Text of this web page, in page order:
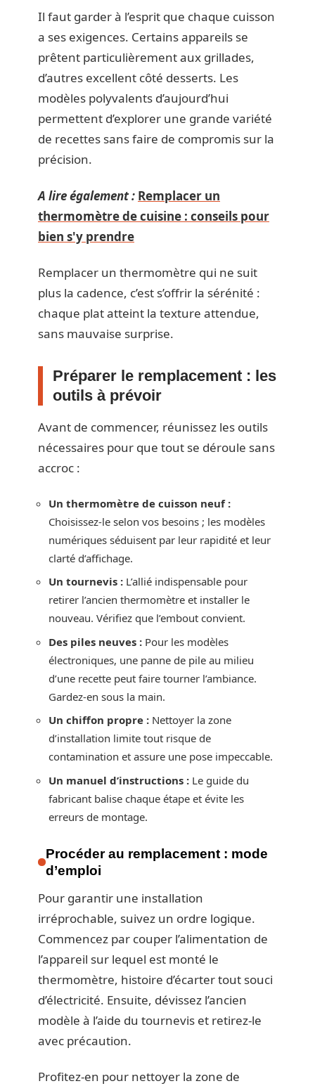
Il faut garder à l’esprit que chaque cuisson
a ses exigences. Certains appareils se
prêtent particulièrement aux grillades,
d’autres excellent côté desserts. Les
modèles polyvalents d’aujourd’hui
permettent d’explorer une grande variété
de recettes sans faire de compromis sur la
précision.
A lire également : Remplacer un
thermomètre de cuisine : conseils pour
bien s'y prendre
Remplacer un thermomètre qui ne suit
plus la cadence, c’est s’offrir la sérénité :
chaque plat atteint la texture attendue,
sans mauvaise surprise.
Préparer le remplacement : les
outils à prévoir
Avant de commencer, réunissez les outils
nécessaires pour que tout se déroule sans
accroc :
Un thermomètre de cuisson neuf :
Choisissez-le selon vos besoins ; les modèles
numériques séduisent par leur rapidité et leur
clarté d’affichage.
Un tournevis : L’allié indispensable pour
retirer l’ancien thermomètre et installer le
nouveau. Vérifiez que l’embout convient.
Des piles neuves : Pour les modèles
électroniques, une panne de pile au milieu
d’une recette peut faire tourner l’ambiance.
Gardez-en sous la main.
Un chiffon propre : Nettoyer la zone
d’installation limite tout risque de
contamination et assure une pose impeccable.
Un manuel d’instructions : Le guide du
fabricant balise chaque étape et évite les
erreurs de montage.
Procéder au remplacement : mode
d’emploi
Pour garantir une installation
irréprochable, suivez un ordre logique.
Commencez par couper l’alimentation de
l’appareil sur lequel est monté le
thermomètre, histoire d’écarter tout souci
d’électricité. Ensuite, dévissez l’ancien
modèle à l’aide du tournevis et retirez-le
avec précaution.
Profitez-en pour nettoyer la zone de